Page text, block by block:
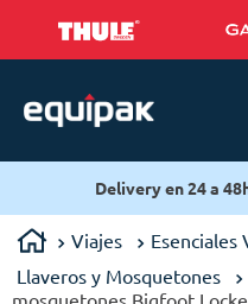
Delivery en 24 a
Viajes
Esenciales
Llaveros y Mosquetones
mosquetones Bigfoot